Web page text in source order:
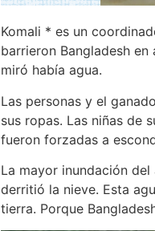
Komali * es un
barrieron Bangladesh
miró había agua.
Las personas y el
sus ropas. Las niñas de
fueron forzadas a
La mayor inundación
derritió la nieve. Esta
tierra. Porque